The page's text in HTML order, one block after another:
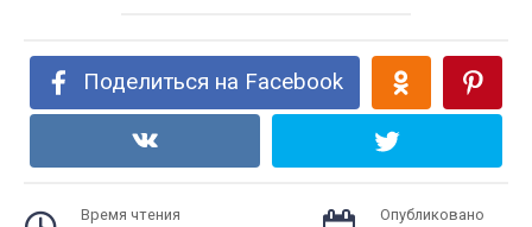
Поделиться на Facebook
Время чтения Опубликовано